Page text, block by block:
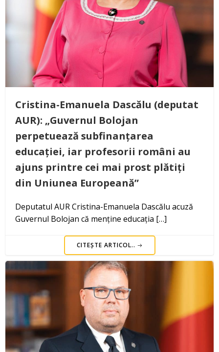
Cristina-Emanuela Dascălu (deputat
AUR): „Guvernul Bolojan
perpetuează subfinanțarea
educației, iar profesorii români au
ajuns printre cei mai prost plătiți
din Uniunea Europeană”
Deputatul AUR Cristina-Emanuela Dascălu acuză
Guvernul Bolojan că menține educația […]
CITEȘTE ARTICOL..